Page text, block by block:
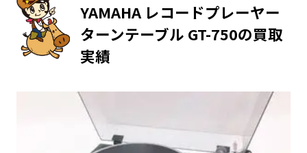
YAMAHA レコードプレーヤー
ターンテーブル GT-750の買取
実績